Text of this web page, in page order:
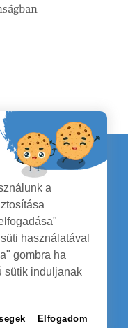
TANÁCS
Kapcsolat
KÖVESSENEK
a
használatával
gombra ha
sütik induljanak
Elfogadom